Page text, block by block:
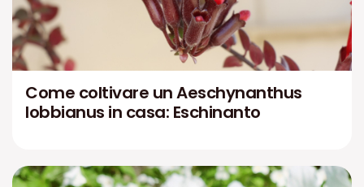
Come coltivare un Aeschynanthus
lobbianus in casa: Eschinanto